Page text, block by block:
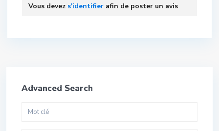
Vous devez s'identifier afin de poster un avis
Advanced Search